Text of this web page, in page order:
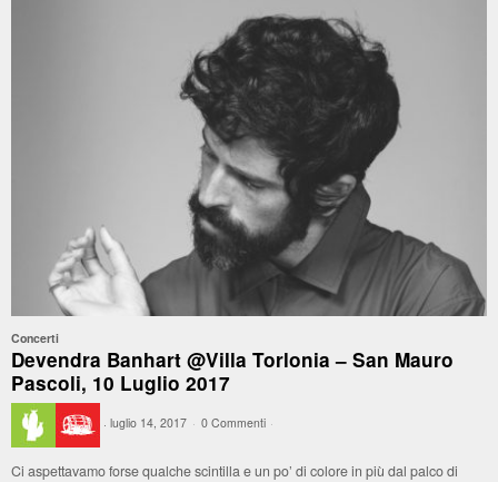
Concerti
Devendra Banhart @Villa Torlonia – San Mauro
Pascoli, 10 Luglio 2017
· luglio 14, 2017 · 0 Commenti ·
Ci aspettavamo forse qualche scintilla e un po’ di colore in più dal palco di